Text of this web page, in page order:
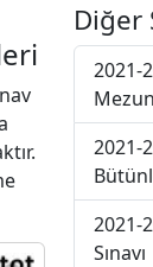
Diğer
2021-
2021-
2021-
Sınavı